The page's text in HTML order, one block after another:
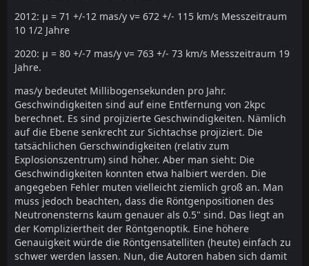
2012: µ = 71 +/-12 mas/y v= 672 +/- 115 km/s Messzeitraum
10 1/2 Jahre
2020: µ = 80 +/-7 mas/y v= 763 +/- 73 km/s Messzeitraum 19
Jahre.
mas/y bedeutet Millibogensekunden pro Jahr.
Geschwindigkeiten sind auf eine Entfernung von 2kpc
berechnet. Es sind projizierte Geschwindigkeiten. Nämlich
auf die Ebene senkrecht zur Sichtachse projiziert. Die
tatsächlichen Gerschwindigkeiten (relativ zum
Explosionszentrum) sind höher. Aber man sieht: Die
Geschwindigkeiten konnten etwa halbiert werden. Die
angegeben Fehler muten vielleicht ziemlich groß an. Man
muss jedoch beachten, dass die Röntgenpositionen des
Neutronensterns kaum genauer als 0.5" sind. Das liegt an
der Kompliziertheit der Röntgenoptik. Eine höhere
Genauigkeit würde die Röntgensatelliten (heute) einfach zu
schwer werden lassen. Nun, die Autoren haben sich damit